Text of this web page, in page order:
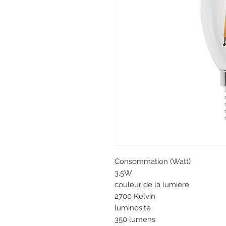
Consommation (Watt)
3,5W
couleur de la lumière
2700 Kelvin
luminosité
350 lumens